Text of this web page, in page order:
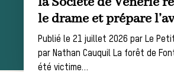
le drame et prépare
Publié le 21 juillet 2026 par Le
par Nathan Cauquil La forêt de
été victime…